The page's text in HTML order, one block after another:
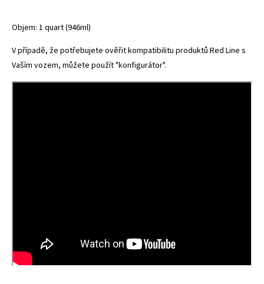
Objem: 1 quart (946ml)
V případě, že potřebujete ověřit kompatibilitu produktů Red Line s
Vaším vozem, můžete použít"konfigurátor".